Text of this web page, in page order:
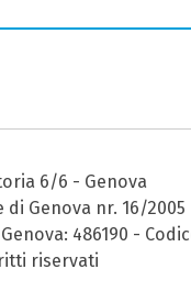
6/6 - Genova
Genova nr. 16/2005
486190 -
riservati